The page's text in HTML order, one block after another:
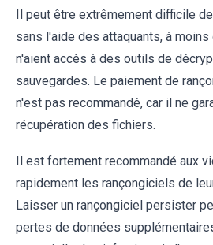
Il peut être extrêmement difficile
sans l'aide des attaquants, à
n'aient accès à des outils de
sauvegardes. Le paiement de
n'est pas recommandé, car il ne
récupération des fichiers.
Il est fortement recommandé aux
rapidement les rançongiciels de
Laisser un rançongiciel persister
pertes de données